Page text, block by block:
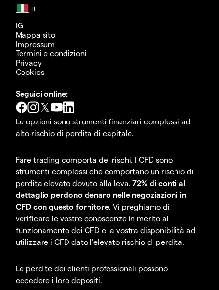
IG
Mappa sito
Impressum
Termini e condizioni
Privacy
Cookies
Seguici online:
Le opzioni sono strumenti finanziari complessi ad
alto rischio di perdita di capitale.
Fare trading comporta dei rischi. I CFD sono
strumenti complessi che comportano un rischio di
perdita elevato dovuto alla leva. 72% di conti al
dettaglio perdono denaro nelle negoziazioni in
CFD con questo fornitore. Vi preghiamo di
verificare le vostre conoscenze in merito al
funzionamento dei CFD e la vostra disponibilità ad
utilizzare i CFD dato l’elevato rischio di perdita.
Le perdite dei clienti professionali possono
eccedere i loro depositi.